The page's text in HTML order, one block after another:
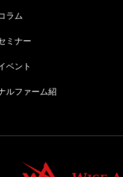
ラム
ミナー
ベント
ルファーム紹